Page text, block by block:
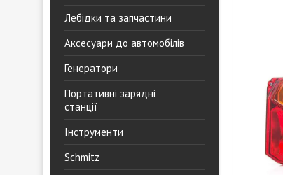
Лебідки та запчастини
Аксесуари до автомобілів
Генератори
Портативні зарядні
станції
Інструменти
Schmitz